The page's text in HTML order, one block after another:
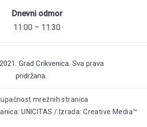
Dnevni odmor
11:00 – 11:30
Grad Crikvenica. Sva prava
pridržana.
mrežnih stranica
UNICITAS / Izrada: Creative Media™